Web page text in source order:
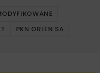
PKN ORLEN SA